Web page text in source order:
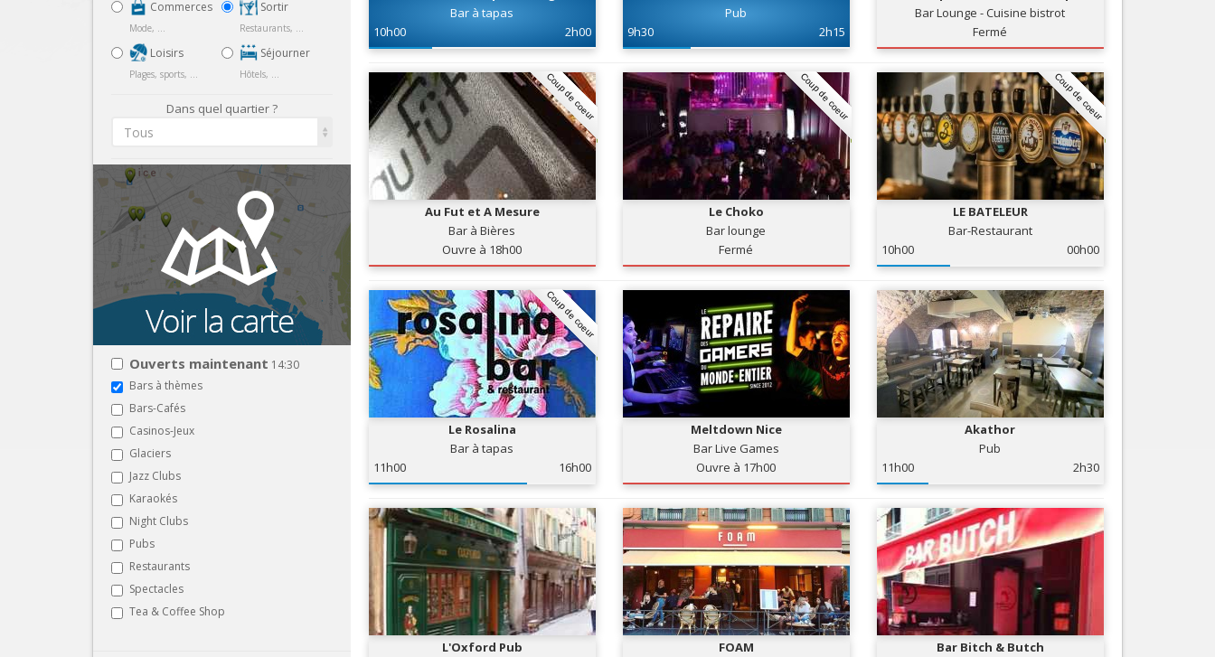
Tourisme, ...
Nice Aéroport
Commerces
Mode, ...
Loisirs
Plages, sports, ...
Sortir
Restaurants, ...
Séjourner
Hôtels, ...
Dans quel quartier ?
Tous
Ouverts maintenant 14:30
Bars à thèmes
Bars-Cafés
Casinos-Jeux
Glaciers
Jazz Clubs
Karaokés
Night Clubs
Pubs
Restaurants
Spectacles
Tea & Coffee Shop
Bar à tapas
10h00
2h00
Pub
9h30
2h15
Bar Lounge - Cuisine bistrot
Fermé
Coup de coeur
Au Fut et A Mesure
Bar à Bières
Ouvre à 18h00
Coup de coeur
Le Choko
Bar lounge
Fermé
Coup de coeur
LE BATELEUR
Bar-Restaurant
10h00
00h00
Coup de coeur
Le Rosalina
Bar à tapas
11h00
16h00
Meltdown Nice
Bar Live Games
Ouvre à 17h00
Akathor
Pub
11h00
2h30
L'Oxford Pub
FOAM
Bar Bitch & Butch